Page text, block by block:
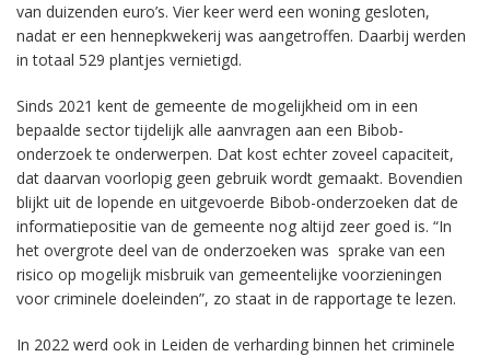
van duizenden euro’s. Vier keer werd een woning gesloten,
nadat er een hennepkwekerij was aangetroffen. Daarbij werden
in totaal 529 plantjes vernietigd.
Sinds 2021 kent de gemeente de mogelijkheid om in een
bepaalde sector tijdelijk alle aanvragen aan een Bibob-
onderzoek te onderwerpen. Dat kost echter zoveel capaciteit,
dat daarvan voorlopig geen gebruik wordt gemaakt. Bovendien
blijkt uit de lopende en uitgevoerde Bibob-onderzoeken dat de
informatiepositie van de gemeente nog altijd zeer goed is. “In
het overgrote deel van de onderzoeken was sprake van een
risico op mogelijk misbruik van gemeentelijke voorzieningen
voor criminele doeleinden”, zo staat in de rapportage te lezen.
In 2022 werd ook in Leiden de verharding binnen het criminele